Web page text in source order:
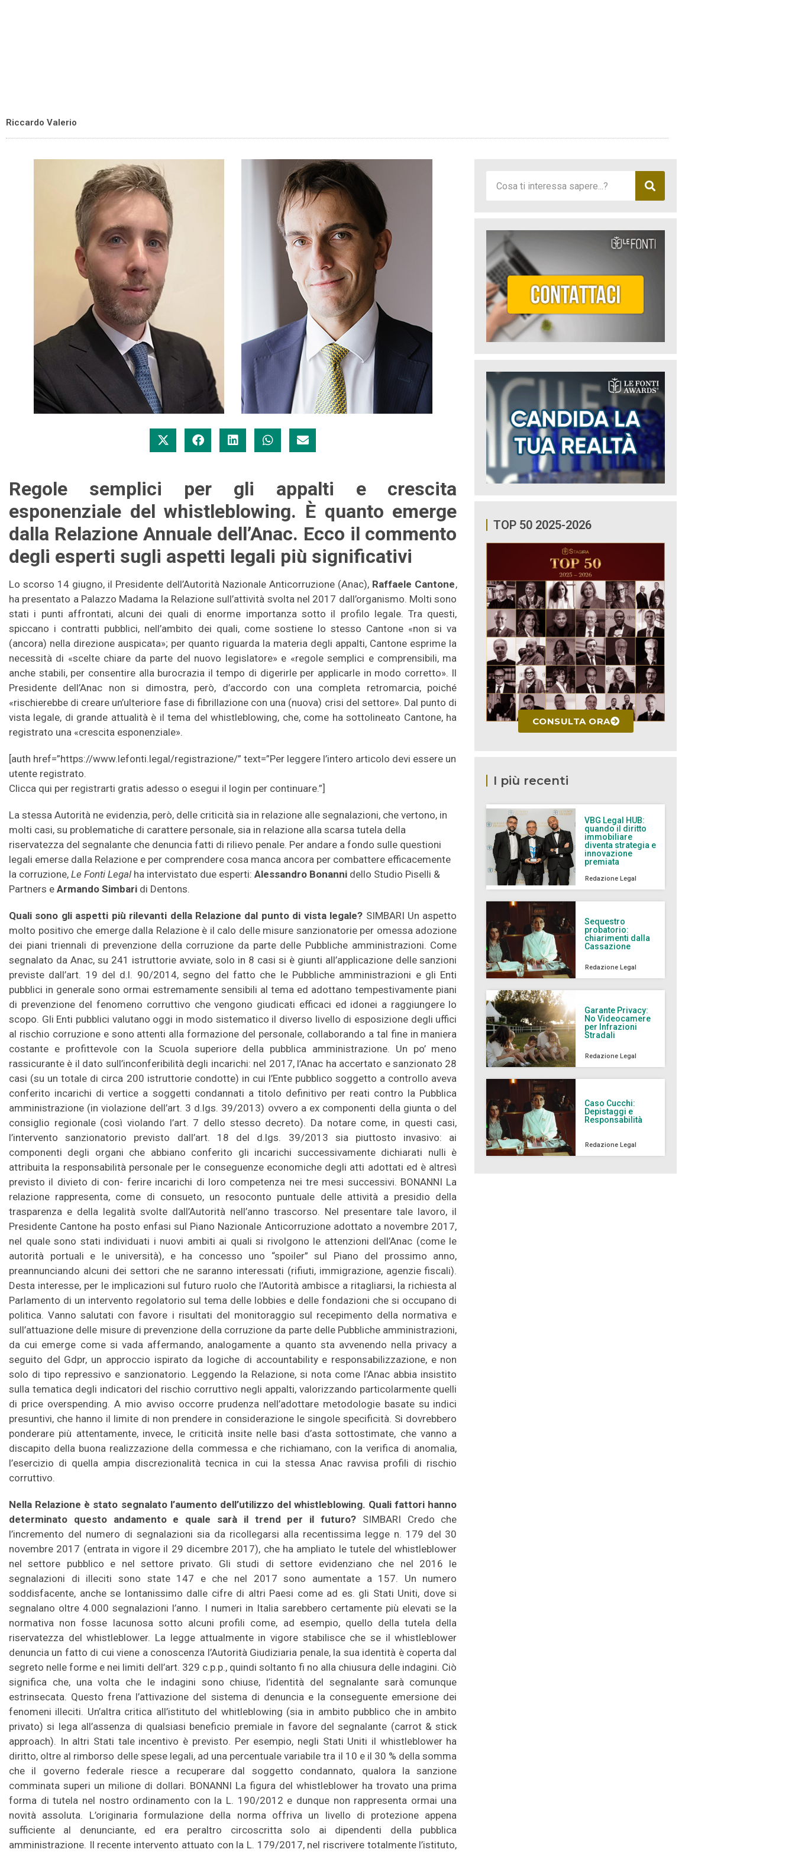
Riccardo Valerio
Regole semplici per gli appalti e crescita
esponenziale del whistleblowing. È quanto emerge
dalla Relazione Annuale dell’Anac. Ecco il commento
degli esperti sugli aspetti legali più significativi
Lo scorso 14 giugno, il Presidente dell’Autorità Nazionale Anticorruzione (Anac), Raffaele Cantone,
ha presentato a Palazzo Madama la Relazione sull’attività svolta nel 2017 dall’organismo. Molti sono
stati i punti affrontati, alcuni dei quali di enorme importanza sotto il profilo legale. Tra questi,
spiccano i contratti pubblici, nell’ambito dei quali, come sostiene lo stesso Cantone «non si va
(ancora) nella direzione auspicata»; per quanto riguarda la materia degli appalti, Cantone esprime la
necessità di «scelte chiare da parte del nuovo legislatore» e «regole semplici e comprensibili, ma
anche stabili, per consentire alla burocrazia il tempo di digerirle per applicarle in modo corretto». Il
Presidente dell’Anac non si dimostra, però, d’accordo con una completa retromarcia, poiché
«rischierebbe di creare un’ulteriore fase di fibrillazione con una (nuova) crisi del settore». Dal punto di
vista legale, di grande attualità è il tema del whistleblowing, che, come ha sottolineato Cantone, ha
registrato una «crescita esponenziale».
[auth href=”https://www.lefonti.legal/registrazione/” text=”Per leggere l’intero articolo devi essere un
utente registrato.
Clicca qui per registrarti gratis adesso o esegui il login per continuare.”]
La stessa Autorità ne evidenzia, però, delle criticità sia in relazione alle segnalazioni, che vertono, in
molti casi, su problematiche di carattere personale, sia in relazione alla scarsa tutela della
riservatezza del segnalante che denuncia fatti di rilievo penale. Per andare a fondo sulle questioni
legali emerse dalla Relazione e per comprendere cosa manca ancora per combattere efficacemente
la corruzione, Le Fonti Legal ha intervistato due esperti: Alessandro Bonanni dello Studio Piselli &
Partners e Armando Simbari di Dentons.
Quali sono gli aspetti più rilevanti della Relazione dal punto di vista legale? SIMBARI Un aspetto
molto positivo che emerge dalla Relazione è il calo delle misure sanzionatorie per omessa adozione
dei piani triennali di prevenzione della corruzione da parte delle Pubbliche amministrazioni. Come
segnalato da Anac, su 241 istruttorie avviate, solo in 8 casi si è giunti all’applicazione delle sanzioni
previste dall’art. 19 del d.l. 90/2014, segno del fatto che le Pubbliche amministrazioni e gli Enti
pubblici in generale sono ormai estremamente sensibili al tema ed adottano tempestivamente piani
di prevenzione del fenomeno corruttivo che vengono giudicati efficaci ed idonei a raggiungere lo
scopo. Gli Enti pubblici valutano oggi in modo sistematico il diverso livello di esposizione degli uffici
al rischio corruzione e sono attenti alla formazione del personale, collaborando a tal fine in maniera
costante e profittevole con la Scuola superiore della pubblica amministrazione. Un po’ meno
rassicurante è il dato sull’inconferibilità degli incarichi: nel 2017, l’Anac ha accertato e sanzionato 28
casi (su un totale di circa 200 istruttorie condotte) in cui l’Ente pubblico soggetto a controllo aveva
conferito incarichi di vertice a soggetti condannati a titolo definitivo per reati contro la Pubblica
amministrazione (in violazione dell’art. 3 d.lgs. 39/2013) ovvero a ex componenti della giunta o del
consiglio regionale (così violando l’art. 7 dello stesso decreto). Da notare come, in questi casi,
l’intervento sanzionatorio previsto dall’art. 18 del d.lgs. 39/2013 sia piuttosto invasivo: ai
componenti degli organi che abbiano conferito gli incarichi successivamente dichiarati nulli è
attribuita la responsabilità personale per le conseguenze economiche degli atti adottati ed è altresì
previsto il divieto di con- ferire incarichi di loro competenza nei tre mesi successivi. BONANNI La
relazione rappresenta, come di consueto, un resoconto puntuale delle attività a presidio della
trasparenza e della legalità svolte dall’Autorità nell’anno trascorso. Nel presentare tale lavoro, il
Presidente Cantone ha posto enfasi sul Piano Nazionale Anticorruzione adottato a novembre 2017,
nel quale sono stati individuati i nuovi ambiti ai quali si rivolgono le attenzioni dell’Anac (come le
autorità portuali e le università), e ha concesso uno “spoiler” sul Piano del prossimo anno,
preannunciando alcuni dei settori che ne saranno interessati (rifiuti, immigrazione, agenzie fiscali).
Desta interesse, per le implicazioni sul futuro ruolo che l’Autorità ambisce a ritagliarsi, la richiesta al
Parlamento di un intervento regolatorio sul tema delle lobbies e delle fondazioni che si occupano di
politica. Vanno salutati con favore i risultati del monitoraggio sul recepimento della normativa e
sull’attuazione delle misure di prevenzione della corruzione da parte delle Pubbliche amministrazioni,
da cui emerge come si vada affermando, analogamente a quanto sta avvenendo nella privacy a
seguito del Gdpr, un approccio ispirato da logiche di accountability e responsabilizzazione, e non
solo di tipo repressivo e sanzionatorio. Leggendo la Relazione, si nota come l’Anac abbia insistito
sulla tematica degli indicatori del rischio corruttivo negli appalti, valorizzando particolarmente quelli
di price overspending. A mio avviso occorre prudenza nell’adottare metodologie basate su indici
presuntivi, che hanno il limite di non prendere in considerazione le singole specificità. Si dovrebbero
ponderare più attentamente, invece, le criticità insite nelle basi d’asta sottostimate, che vanno a
discapito della buona realizzazione della commessa e che richiamano, con la verifica di anomalia,
l’esercizio di quella ampia discrezionalità tecnica in cui la stessa Anac ravvisa profili di rischio
corruttivo.
Nella Relazione è stato segnalato l’aumento dell’utilizzo del whistleblowing. Quali fattori hanno
determinato questo andamento e quale sarà il trend per il futuro? SIMBARI Credo che
l’incremento del numero di segnalazioni sia da ricollegarsi alla recentissima legge n. 179 del 30
novembre 2017 (entrata in vigore il 29 dicembre 2017), che ha ampliato le tutele del whistleblower
nel settore pubblico e nel settore privato. Gli studi di settore evidenziano che nel 2016 le
segnalazioni di illeciti sono state 147 e che nel 2017 sono aumentate a 157. Un numero
soddisfacente, anche se lontanissimo dalle cifre di altri Paesi come ad es. gli Stati Uniti, dove si
segnalano oltre 4.000 segnalazioni l’anno. I numeri in Italia sarebbero certamente più elevati se la
normativa non fosse lacunosa sotto alcuni profili come, ad esempio, quello della tutela della
riservatezza del whistleblower. La legge attualmente in vigore stabilisce che se il whistleblower
denuncia un fatto di cui viene a conoscenza l’Autorità Giudiziaria penale, la sua identità è coperta dal
segreto nelle forme e nei limiti dell’art. 329 c.p.p., quindi soltanto fi no alla chiusura delle indagini. Ciò
significa che, una volta che le indagini sono chiuse, l’identità del segnalante sarà comunque
estrinsecata. Questo frena l’attivazione del sistema di denuncia e la conseguente emersione dei
fenomeni illeciti. Un’altra critica all’istituto del whitleblowing (sia in ambito pubblico che in ambito
privato) si lega all’assenza di qualsiasi beneficio premiale in favore del segnalante (carrot & stick
approach). In altri Stati tale incentivo è previsto. Per esempio, negli Stati Uniti il whistleblower ha
diritto, oltre al rimborso delle spese legali, ad una percentuale variabile tra il 10 e il 30 % della somma
che il governo federale riesce a recuperare dal soggetto condannato, qualora la sanzione
comminata superi un milione di dollari. BONANNI La figura del whistleblower ha trovato una prima
forma di tutela nel nostro ordinamento con la L. 190/2012 e dunque non rappresenta ormai una
novità assoluta. L’originaria formulazione della norma offriva un livello di protezione appena
sufficiente al denunciante, ed era peraltro circoscritta solo ai dipendenti della pubblica
amministrazione. Il recente intervento attuato con la L. 179/2017, nel riscrivere totalmente l’istituto,
TOP 50 2025-2026
CONSULTA ORA
I più recenti
VBG Legal HUB:
quando il diritto
immobiliare
diventa strategia e
innovazione
premiata
Redazione Legal
Sequestro
probatorio:
chiarimenti dalla
Cassazione
Redazione Legal
Garante Privacy:
No Videocamere
per Infrazioni
Stradali
Redazione Legal
Caso Cucchi:
Depistaggi e
Responsabilità
Redazione Legal